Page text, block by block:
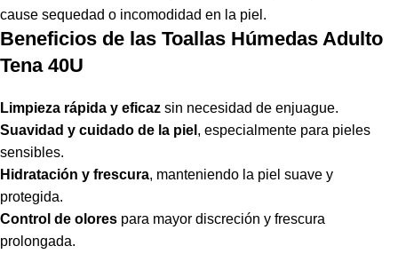
cause sequedad o incomodidad en la piel.
Beneficios de las Toallas Húmedas Adulto
Tena 40U
Limpieza rápida y eficaz sin necesidad de enjuague.
Suavidad y cuidado de la piel , especialmente para pieles
sensibles.
Hidratación y frescura, manteniendo la piel suave y
protegida.
Control de olores para mayor discreción y frescura
prolongada.